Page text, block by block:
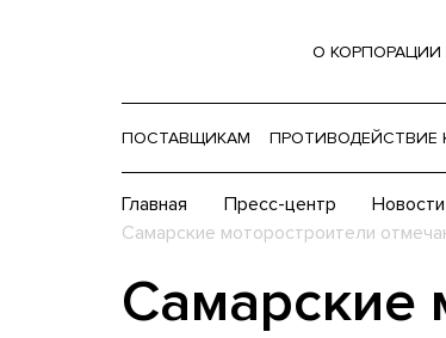
О КОРПОРАЦИИ
ПОСТАВЩИКАМ ПРОТИВОДЕЙСТВИЕ
Главная Пресс-центр
Самарские моторостроители
Самарские